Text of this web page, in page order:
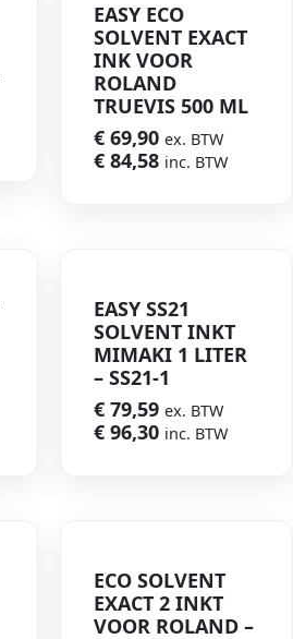
EASY ECO
SOLVENT EXACT
INK VOOR
ROLAND
TRUEVIS 500 ML
€ 69,90 ex. BTW
€ 84,58 inc. BTW
EASY SS21
SOLVENT INKT
MIMAKI 1 LITER
– SS21-1
€ 79,59 ex. BTW
€ 96,30 inc. BTW
ECO SOLVENT
EXACT 2 INKT
VOOR ROLAND –